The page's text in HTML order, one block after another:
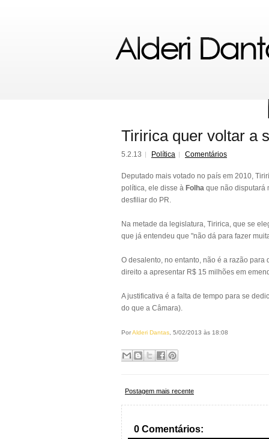
Tiririca quer voltar a
5.2.13 Política Comentários
Deputado mais votado no país em 2010,
política, ele disse à Folha que não disputará
desfiliar do PR.
Na metade da legislatura, Tiririca, que se
que já entendeu que "não dá para fazer
O desalento, no entanto, não é a razão
direito a apresentar R$ 15 milhões em
A justificativa é a falta de tempo para se
do que a Câmara).
PorAlderi Dantas , 5/02/2013 às 18:08
Postagem mais recente
0 Comentários: